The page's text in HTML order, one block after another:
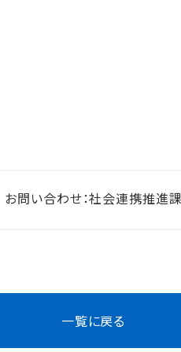
お問い合わせ：社会連携推進課
一覧に戻る